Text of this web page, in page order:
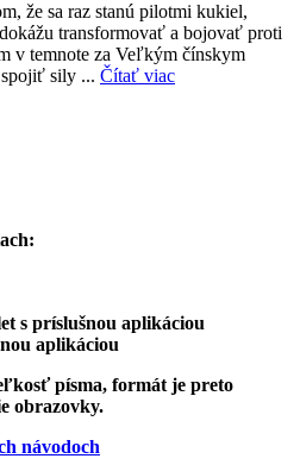
že sa raz stanú pilotmi kukiel,
transformovať a bojovať proti
v temnote za Veľkým čínskym
sily ... Čítať viac
s príslušnou aplikáciou
aplikáciou
písma, formát je preto
obrazovky.
návodoch